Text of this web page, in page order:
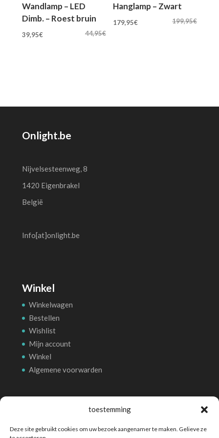
toestemming
Deze site gebruikt cookies om uw bezoek aangenamer te maken. Gelieve ze
Wandlamp – LED
Dimb. – Roest bruin
44,95€
Oorspronkelijke
39,95€Huidige
Hanglamp – Zwart
199,95€
Oorspronkelijke
179,95€
Onlight.be
Nijvelsesteenweg, 8
1420 Eigenbrakel
België
Info[at]onlight.be
Winkel
Winkelwagen
Bestellen
Wishlist
Mijn account
Winkel
Algemene voorwarden
Betalingsmethoden